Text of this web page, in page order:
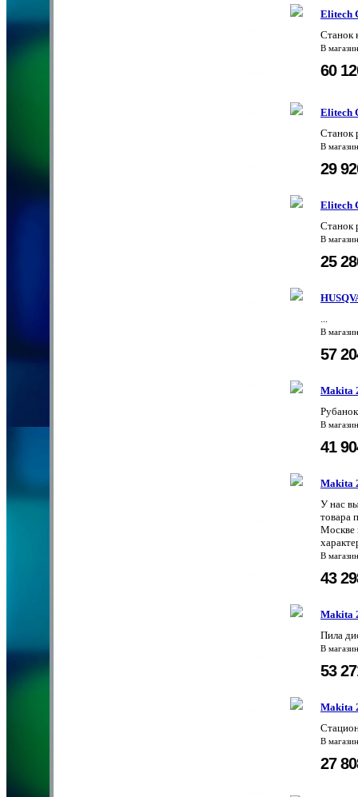
Elitech
Станок
В
60
Elitech
Станок
В
29
Elitech
Станок
В
25
...
В
57
Makita
В
41
Makita
У нас
товара
Москве
В
43
Makita
Пила
В
53
Makita
В
27